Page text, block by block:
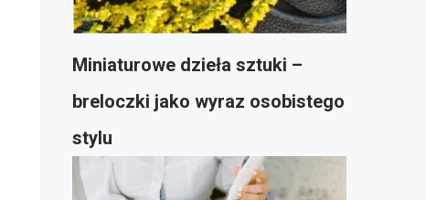
Miniaturowe dzieła sztuki –
breloczki jako wyraz osobistego
stylu